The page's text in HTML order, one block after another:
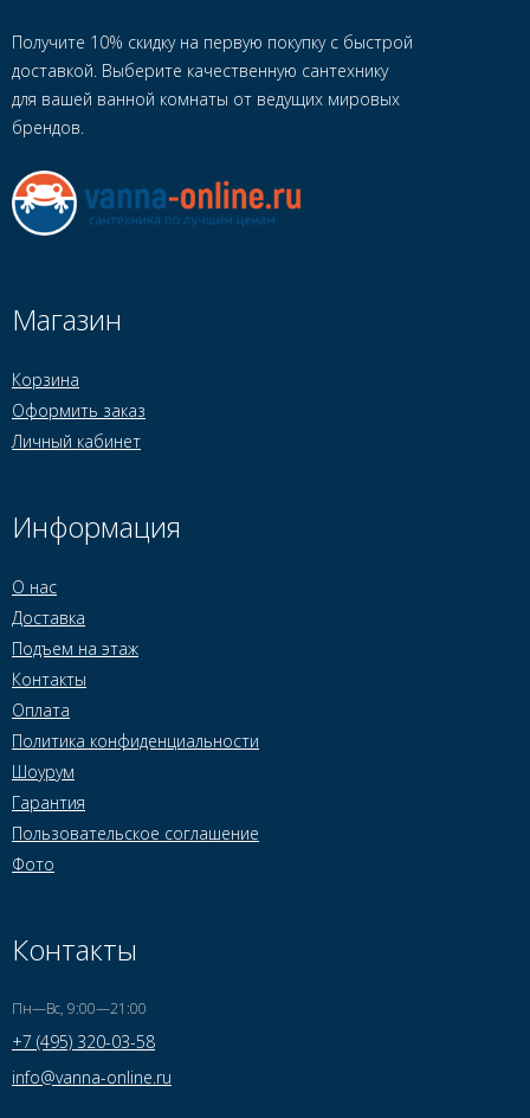
Получите 10% скидку на первую покупку с быстрой
доставкой. Выберите качественную сантехнику
для вашей ванной комнаты от ведущих мировых
брендов.
Магазин
Корзина
Оформить заказ
Личный кабинет
Информация
О нас
Доставка
Подъем на этаж
Контакты
Оплата
Политика конфиденциальности
Шоурум
Гарантия
Пользовательское соглашение
Фото
Контакты
Пн—Вс, 9:00—21:00
+7 (495) 320-03-58
info@vanna-online.ru